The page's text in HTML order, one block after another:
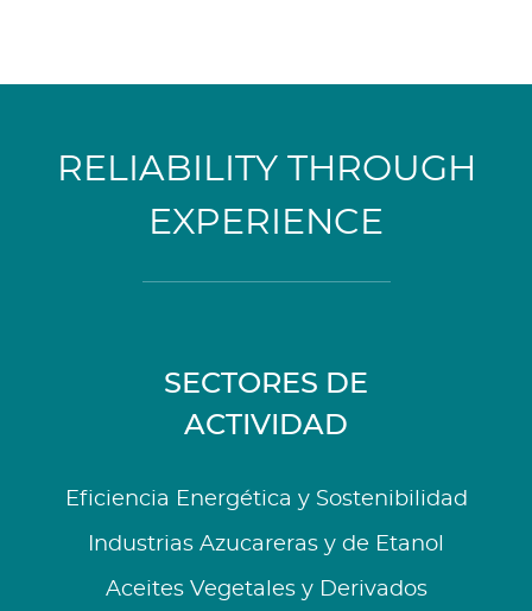
RELIABILITY THROUGH
EXPERIENCE
SECTORES DE
ACTIVIDAD
Eficiencia Energética y Sostenibilidad
Industrias Azucareras y de Etanol
Aceites Vegetales y Derivados